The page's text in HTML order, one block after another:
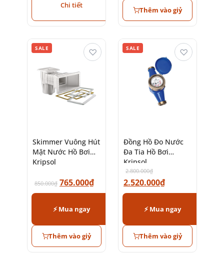
Chi tiết
Thêm vào giỷ
SALE
Skimmer Vuông Hút
Mặt Nước Hồ Bơi
Kripsol
850.000₫ 765.000₫
⚡ Mua ngay
Thêm vào giỷ
♡ SALE
Đồng Hồ Đo Nước
Đa Tia Hồ Bơi
Kripsol
2.800.000₫
2.520.000₫
⚡ Mua ngay
Thêm vào giỷ
♡